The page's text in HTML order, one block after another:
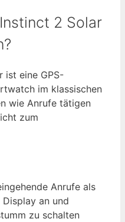
2 Solar
ist eine GPS-
im klassischen
wie Anrufe tätigen
zum
Anrufe als
an und
zu schalten